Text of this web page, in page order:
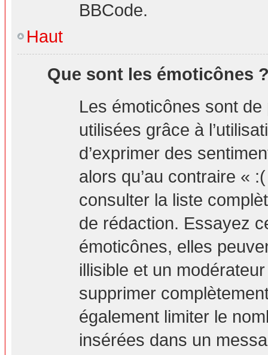
BBCode.
Haut
Que sont les émoticônes
Les émoticônes sont
utilisées grâce à
d’exprimer des
alors qu’au contraire «
consulter la liste
de rédaction. Essayez
émoticônes, elles
illisible et un
supprimer
également limiter le
insérées dans un